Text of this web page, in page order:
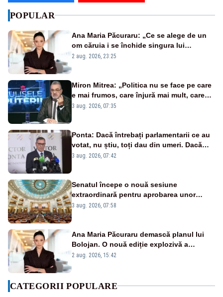
POPULAR
Ana Maria Păcuraru: „Ce se alege de un
om căruia i se închide singura lui
portiță?”
2 aug. 2026, 23:25
Miron Mitrea: „Politica nu se face pe care
e mai frumos, care înjură mai mult, care
țipă mai tare, ci pe proiecte”
3 aug. 2026, 07:35
Ponta: Dacă întrebați parlamentarii ce au
votat, nu știu, toți dau din umeri. Dacă
întrebi de ce au votat pro sau contra, o să
3 aug. 2026, 07:42
Senatul începe o nouă sesiune
extraordinară pentru aprobarea unor
jaloane din PNRR
3 aug. 2026, 07:58
Ana Maria Păcuraru demască planul lui
Bolojan. O nouă ediție explozivă a
emisiunii „Miza Zilei” la Realitatea PLUS
2 aug. 2026, 15:42
CATEGORII POPULARE